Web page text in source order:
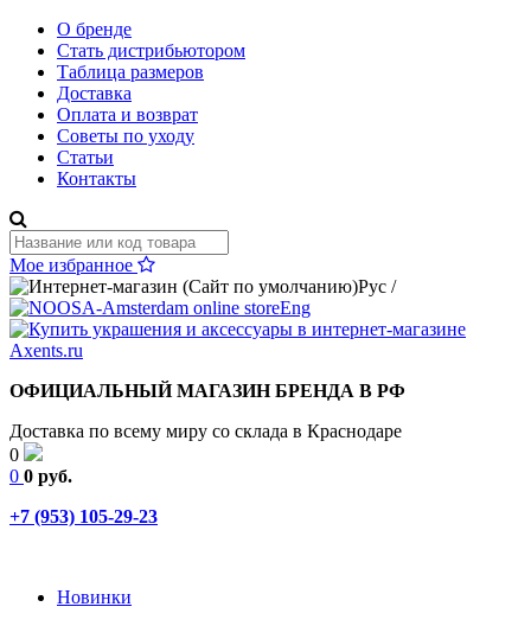
О бренде
Стать дистрибьютором
Таблица размеров
Доставка
Оплата и возврат
Советы по уходу
Статьи
Контакты
Мое избранное
Рус /
Eng
ОФИЦИАЛЬНЫЙ МАГАЗИН БРЕНДА В РФ
Доставка по всему миру со склада в Краснодаре
0
0 0 руб.
+7 (953) 105-29-23
Новинки